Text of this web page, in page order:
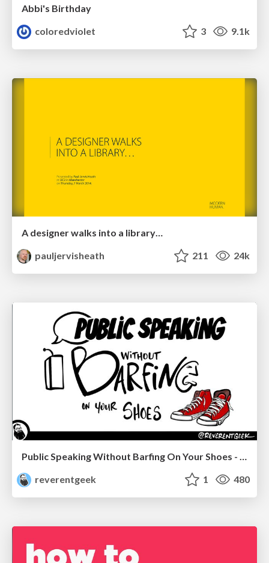
Abbi's Birthday
coloredviolet
3 9.1k
A designer walks into a library…
pauljervisheath
211 24k
Public Speaking Without Barfing On Your Shoes - THAT 2023
reverentgeek
1 480